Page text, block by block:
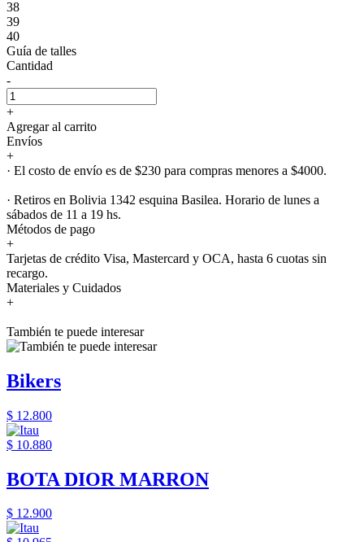
38
39
40
Guía de talles
Cantidad
-
+
Agregar al carrito
Envíos
+
· El costo de envío es de $230 para compras menores a $4000.
· Retiros en Bolivia 1342 esquina Basilea. Horario de lunes a
sábados de 11 a 19 hs.
Métodos de pago
+
Tarjetas de crédito Visa, Mastercard y OCA, hasta 6 cuotas sin
recargo.
Materiales y Cuidados
+
También te puede interesar
Bikers
$ 12.800
$ 10.880
BOTA DIOR MARRON
$ 12.900